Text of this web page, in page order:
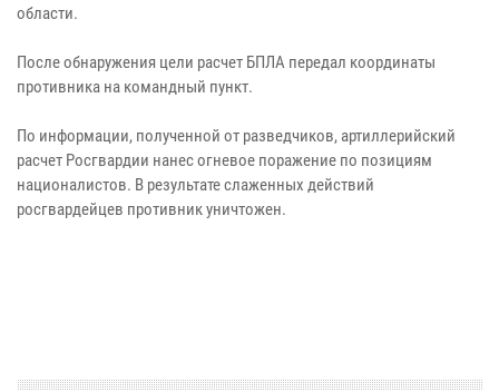
области.
После обнаружения цели расчет БПЛА передал координаты
противника на командный пункт.
По информации, полученной от разведчиков, артиллерийский
расчет Росгвардии нанес огневое поражение по позициям
националистов. В результате слаженных действий
росгвардейцев противник уничтожен.